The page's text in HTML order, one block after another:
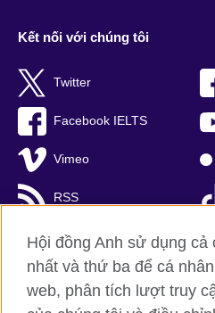
Kết nối với chúng tôi
Twitter
Facebook IELTS
Vimeo
RSS
Hội đồng Anh toàn cầu
Hội đồng Anh sử dụng
nhất và thứ ba để cá
web, phân tích lượt truy